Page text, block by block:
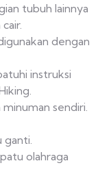
tubuh lainnya
dengan
instruksi
sendiri.
ganti.
olahraga